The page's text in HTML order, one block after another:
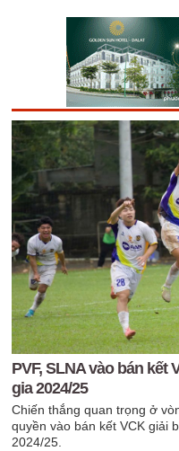
PVF, SLNA vào bán kết
gia 2024/25
Chiến thắng quan trọng ở
quyền vào bán kết VCK giải
2024/25.